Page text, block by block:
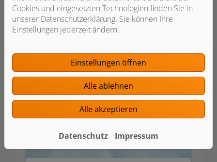
Überdruck, wie z. B. Rohrbrüche,
werden vermieden.
Cookies und eingesetzten Technologien finden Sie in
unserer Datenschutzerklärung. Sie können Ihre
Einstellungen jederzeit ändern.
Einstellungen öffnen
Alle ablehnen
Alle akzeptieren
Datenschutz Impressum